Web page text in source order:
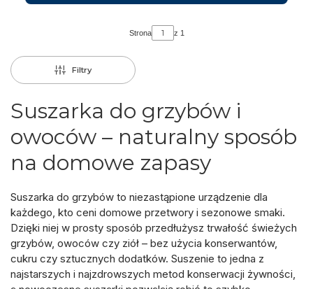
Strona z 1
Filtry
Suszarka do grzybów i
owoców – naturalny sposób
na domowe zapasy
Suszarka do grzybów to niezastąpione urządzenie dla
każdego, kto ceni domowe przetwory i sezonowe smaki.
Dzięki niej w prosty sposób przedłużysz trwałość świeżych
grzybów, owoców czy ziół – bez użycia konserwantów,
cukru czy sztucznych dodatków. Suszenie to jedna z
najstarszych i najzdrowszych metod konserwacji żywności,